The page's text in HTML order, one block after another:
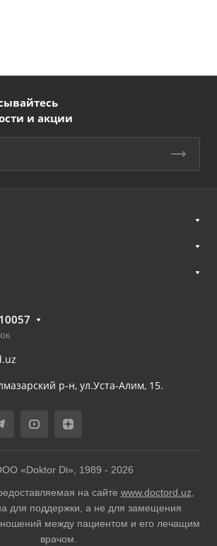
и акции
р-н, ул.Уста-Алим, 15.
«Doktor Di», 1989 - 2026
на сайте www.doctord.uz
для поддержки, а не для замещения
между пациентом и его лечащим
врачом.